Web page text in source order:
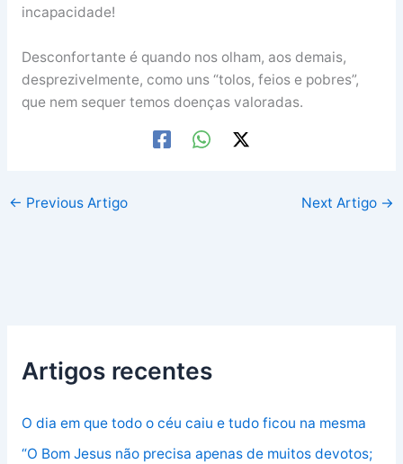
incapacidade!
Desconfortante é quando nos olham, aos demais,
desprezivelmente, como uns “tolos, feios e pobres”,
que nem sequer temos doenças valoradas.
← Previous Artigo Next Artigo →
Artigos recentes
O dia em que todo o céu caiu e tudo ficou na mesma
“O Bom Jesus não precisa apenas de muitos devotos;